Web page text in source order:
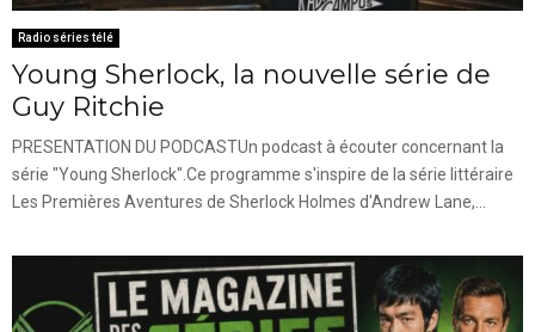
Radio séries télé
Young Sherlock, la nouvelle série de
Guy Ritchie
PRESENTATION DU PODCASTUn podcast à écouter concernant la
série "Young Sherlock".Ce programme s'inspire de la série littéraire
Les Premières Aventures de Sherlock Holmes d'Andrew Lane,...